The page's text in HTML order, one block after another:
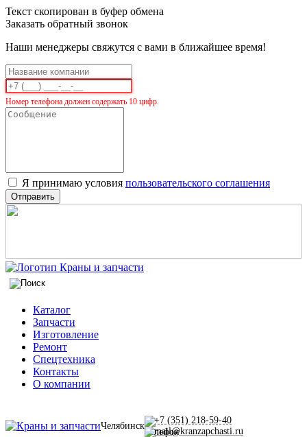
Текст скопирован в буфер обмена
Заказать обратный звонок
Наши менеджеры свяжутся с вами в ближайшее время!
Номер телефона должен содержать 10 цифр.
Я принимаю условия пользовательского соглашения
Отправить
Каталог
Запчасти
Изготовление
Ремонт
Спецтехника
Контакты
О компании
Челябинск
+7 (351) 218-59-40
mail@kranzapchasti.ru